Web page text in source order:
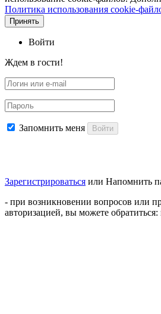
Политика использования cookie-
Принять
Войти
Ждем в гости!
Запомнить меня Войти
Зарегистрироваться или Напомнить
- при возникновении вопросов или
авторизацией, вы можете